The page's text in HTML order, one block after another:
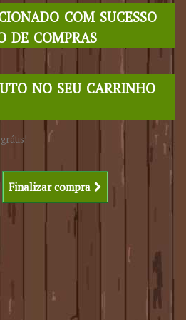
com sucesso
de compras
no seu carrinho
Finalizar compra